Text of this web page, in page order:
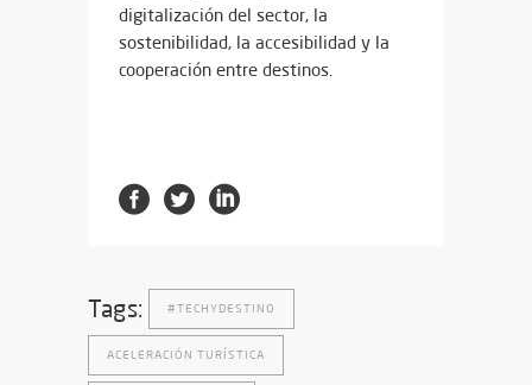
digitalización del sector, la
sostenibilidad, la accesibilidad y la
cooperación entre destinos.
Tags: #TECHYDESTINO
ACELERACIÓN TURÍSTICA